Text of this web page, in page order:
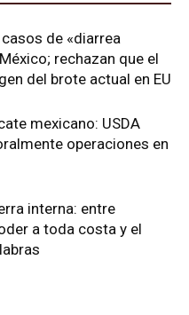
de «diarrea
rechazan que el
del brote actual en EU
mexicano: USDA
operaciones en
interna: entre
a toda costa y el